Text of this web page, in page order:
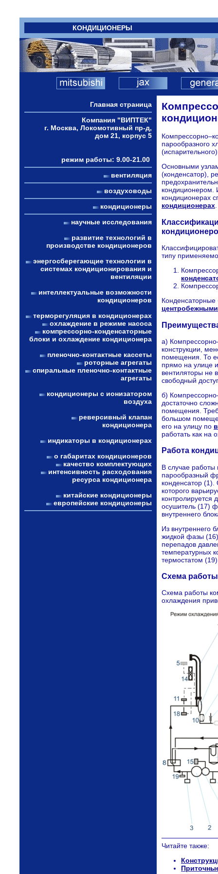
КОНДИЦИОНЕРЫ
Главная страница
Компания "ВИПТЕК"
г. Москва, Локомотивный пр-д,
дом 21, корпус 5
режим работы: 9.00-21.00
вентиляция
воздуховоды
кондиционеры
научные исследования
развитие технологий в
производстве кондиционеров
энергосберегающие технологии в
системах кондиционирования и
вентиляции
интеллектуальные возможности
кондиционеров
терморегуляция в кондиционерах
охлаждение в режиме насоса
компрессорно-конденсаторные
блоки и охлаждение кондиционера
пленочно-контактные кассеты
роторные агрегаты
спиральные пленочно-контактные
агрегаты
кондиционеры с ионизатором
воздуха
реверсивный клапан
кондиционера
индикаторы в кондиционерах
о габаритах кондиционеров
качество комплектующих
интенсивность расходования
ресурса кондиционера
китайские кондиционеры
европейские кондиционеры
парообразного
Основными
(конденсатор),
кондиционером.
кондиционерах
кондиционерах.
типу
Конденсаторные
а)
конструкции,
помещения. То
прямо на улице
вентиляторы не
свободный
б)
достаточно
помещения.
большом
его на улицу по
работать как на
Работа
В случае работы
парообразный
конденсатор (1).
которого
контролируется
осушитель (17)
внутреннего
Из внутреннего
жидкой фазы
перепадов
температурных
термостатом
Схема работы
Схема работы
охлаждения
Читайте также: